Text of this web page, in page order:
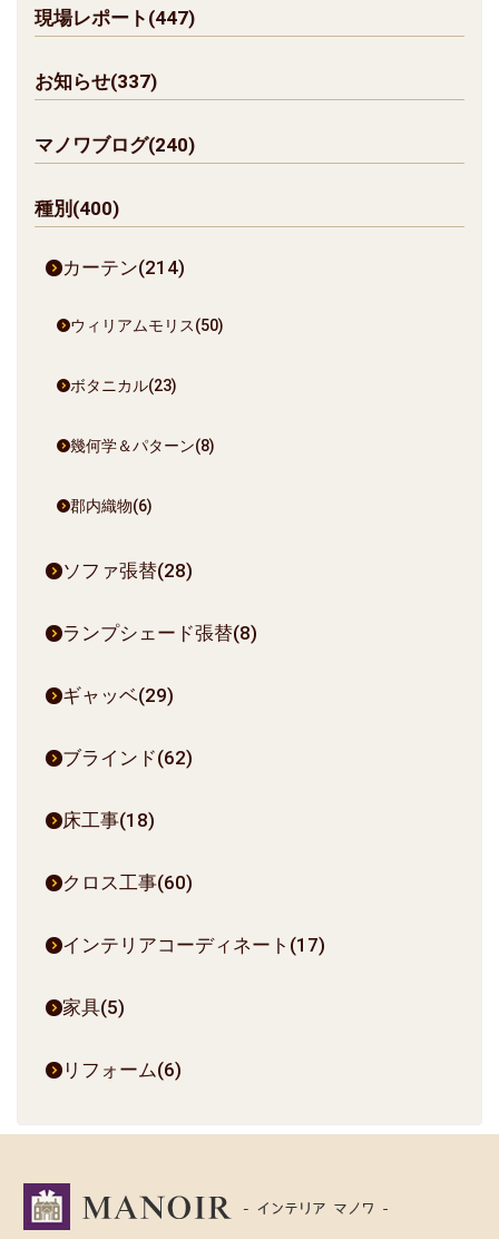
現場レポート(447)
お知らせ(337)
マノワブログ(240)
種別(400)
カーテン(214)
ウィリアムモリス(50)
ボタニカル(23)
幾何学＆パターン(8)
郡内織物(6)
ソファ張替(28)
ランプシェード張替(8)
ギャッベ(29)
ブラインド(62)
床工事(18)
クロス工事(60)
インテリアコーディネート(17)
家具(5)
リフォーム(6)